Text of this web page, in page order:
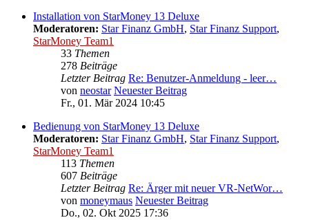
Installation von StarMoney 13 Deluxe
Moderatoren: Star Finanz GmbH, Star Finanz Support,
StarMoney Team1
33 Themen
278 Beiträge
Letzter Beitrag Re: Benutzer-Anmeldung - leer…
von neostar Neuester Beitrag
Fr., 01. Mär 2024 10:45
Bedienung von StarMoney 13 Deluxe
Moderatoren: Star Finanz GmbH, Star Finanz Support,
StarMoney Team1
113 Themen
607 Beiträge
Letzter Beitrag Re: Ärger mit neuer VR-NetWor…
von moneymaus Neuester Beitrag
Do., 02. Okt 2025 17:36